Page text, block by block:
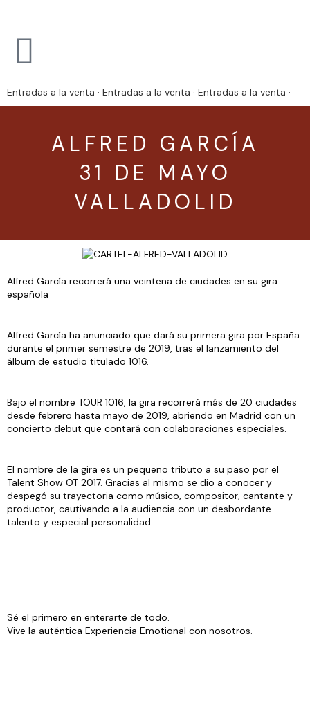
Entradas a la venta · Entradas a la venta · Entradas a la venta ·
ALFRED GARCÍA
31 DE MAYO
VALLADOLID
Alfred García recorrerá una veintena de ciudades en su gira
española
Alfred García ha anunciado que dará su primera gira por España
durante el primer semestre de 2019, tras el lanzamiento del
álbum de estudio titulado 1016.
Bajo el nombre TOUR 1016, la gira recorrerá más de 20 ciudades
desde febrero hasta mayo de 2019, abriendo en Madrid con un
concierto debut que contará con colaboraciones especiales.
El nombre de la gira es un pequeño tributo a su paso por el
Talent Show OT 2017. Gracias al mismo se dio a conocer y
despegó su trayectoria como músico, compositor, cantante y
productor, cautivando a la audiencia con un desbordante
talento y especial personalidad.
Sé el primero en enterarte de todo.
Vive la auténtica Experiencia Emotional con nosotros.